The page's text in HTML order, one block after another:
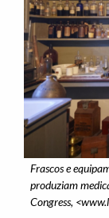
Frascos e
produziam
Congress,